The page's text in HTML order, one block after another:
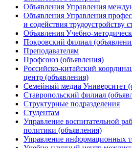
Объявления Управления
Объявления Управления
и содействия трудоустройству
Объявления Учебно-
Покровский филиал
Преподавателям
Профсоюз (объявления)
Российско-китайский
центр (объявления)
Семейный медиа Университет
Ставропольский филиал
Структурные подразделения
Студентам
Управление воспитательной
политики (объявления)
Управление информационных